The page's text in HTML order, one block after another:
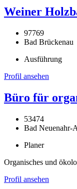
Weiner
97769
Bad Brückenau
Ausführung
Profil ansehen
Büro für
53474
Bad Neuenahr-
Planer
Organisches und
Profil ansehen